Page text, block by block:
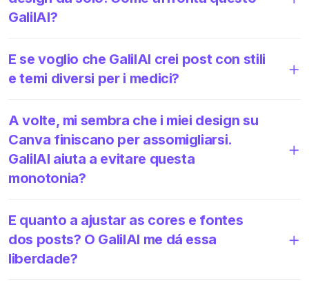
GalilAI?
E se voglio che GalilAI crei post con stili
e temi diversi per i medici?
A volte, mi sembra che i miei design su
Canva finiscano per assomigliarsi.
GalilAI aiuta a evitare questa
monotonia?
E quanto a ajustar as cores e fontes
dos posts? O GalilAI me dá essa
liberdade?